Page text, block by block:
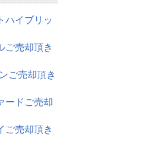
イブリッ
売却頂き
ご売却頂き
ードご売却
売却頂き